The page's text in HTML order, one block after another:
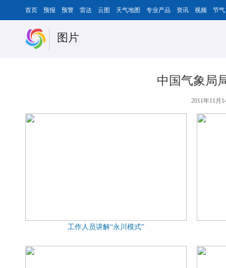
首页 预报 预警 雷达 云图 天气地图 专业产品 资讯 视频 节气
图片
中国气象局
2011年11月
工作人员讲解“永川模式”